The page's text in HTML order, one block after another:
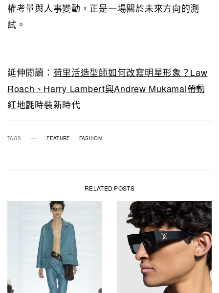
權考量與人事變動，正是一場關於未來方向的測
試。
延伸閱讀： 荷里活造型師如何改寫明星形象？Law
Roach、Harry Lambert與Andrew Mukamal帶動
紅地氈時裝新時代
TAGS FEATURE FASHION
RELATED POSTS